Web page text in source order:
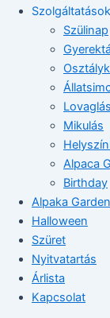
Szolgáltatások
Szülinap
Mikulás
Alpaca
Birthday
Alpaka Garden
Halloween
Szüret
Nyitvatartás
Árlista
Kapcsolat